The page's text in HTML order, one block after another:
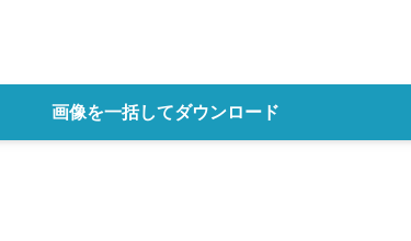
画像を一括してダウンロード